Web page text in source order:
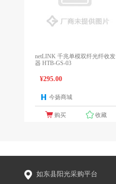
netLINK 千兆单模双纤光纤收发
器 HTB-GS-03
¥295.00
今扬商城
购买 收藏
如东县阳光采购平台